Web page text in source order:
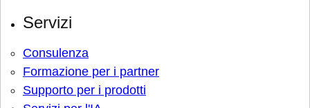
Servizi
Consulenza
Formazione per i partner
Supporto per i prodotti